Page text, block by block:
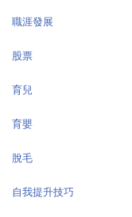
職涯發展
股票
育兒
育嬰
脫毛
自我提升技巧